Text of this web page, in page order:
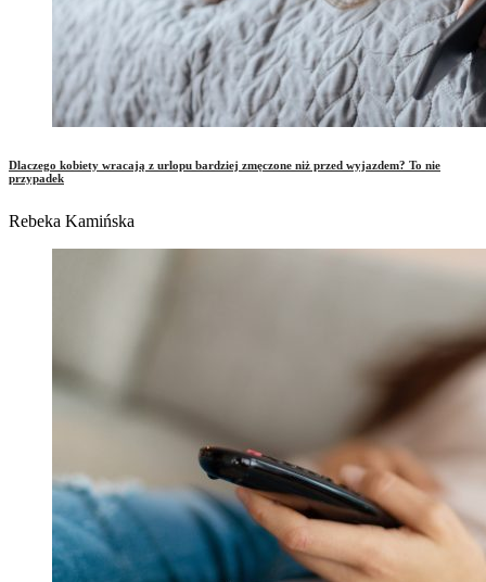
Dlaczego kobiety wracają z urlopu bardziej zmęczone niż przed wyjazdem? To nie
przypadek
Rebeka Kamińska